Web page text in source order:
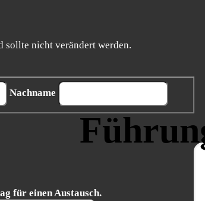
sollte nicht verändert werden.
Nachname
für einen Austausch.